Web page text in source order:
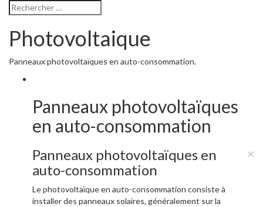
Photovoltaique
Panneaux photovoltaïques en auto-consommation.
Panneaux photovoltaïques
en auto-consommation
×
Panneaux photovoltaïques en
auto-consommation
Le photovoltaïque en auto-consommation consiste à
installer des panneaux solaires, généralement sur la